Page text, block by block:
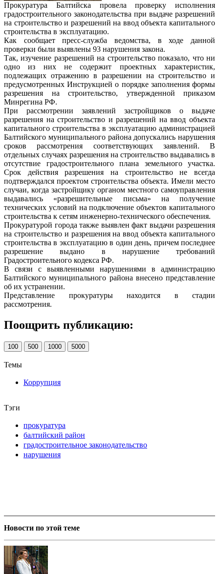
Прокуратура Балтийска провела проверку исполнения
градостроительного законодательства при выдаче разрешений
на строительство и разрешений на ввод объекта капитального
строительства в эксплуатацию.
Как сообщает пресс-служба ведомства, в ходе данной
проверки были выявлены 93 нарушения закона.
Так, изучение разрешений на строительство показало, что ни
одно из них не содержит проектных характеристик,
подлежащих отражению в разрешении на строительство и
предусмотренных Инструкцией о порядке заполнения формы
разрешения на строительство, утвержденной приказом
Минрегина РФ.
При рассмотрении заявлений застройщиков о выдаче
разрешения на строительство и разрешений на ввод объекта
капитального строительства в эксплуатацию администрацией
Балтийского муниципального района допускались нарушения
сроков рассмотрения соответствующих заявлений. В
отдельных случаях разрешения на строительство выдавались в
отсутствие градостроительного плана земельного участка.
Срок действия разрешения на строительство не всегда
подтверждался проектом строительства объекта. Имели место
случаи, когда застройщику органом местного самоуправления
выдавались «разрешительные письма» на получение
технических условий на подключение объектов капитального
строительства к сетям инженерно-технического обеспечения.
Прокуратурой города также выявлен факт выдачи разрешения
на строительство и разрешения на ввод объекта капитального
строительства в эксплуатацию в один день, причем последнее
разрешение выдано в нарушение требований
Градостроительного кодекса РФ.
В связи с выявленными нарушениями в администрацию
Балтийского муниципального района внесено представление
об их устранении.
Представление прокуратуры находится в стадии
рассмотрения.
Поощрить публикацию:
100 500 1000 5000
Темы
Коррупция
Тэги
прокуратура
балтийский район
градостроительное законодательство
нарушения
Новости по этой теме